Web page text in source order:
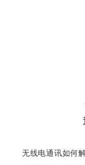
无线电通讯如何